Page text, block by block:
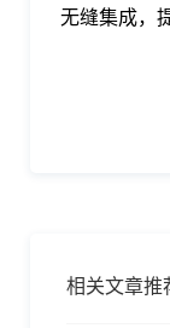
无缝集成，
相关文章推